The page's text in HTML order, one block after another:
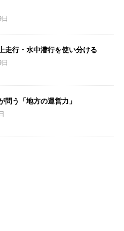
走行・水中潜行を使い分ける
問う「地方の運営力」